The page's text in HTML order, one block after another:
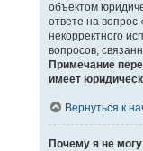
объектом
ответе на вопрос
некорректного
вопросов,
Примечание
имеет
Вернуться к
Почему я не